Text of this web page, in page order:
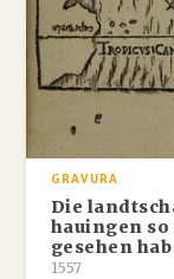
GRAVURA
Die
hauingen
gesehen hab
1557